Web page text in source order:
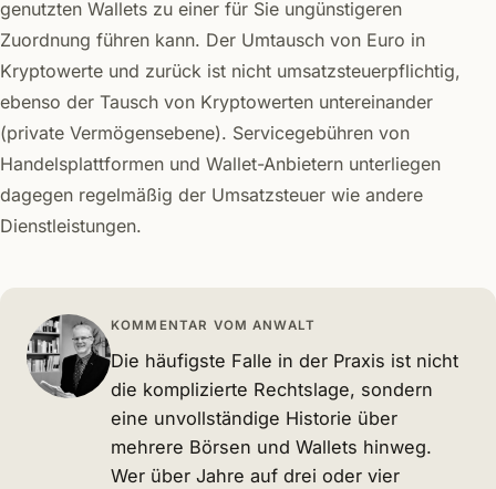
genutzten Wallets zu einer für Sie ungünstigeren
Zuordnung führen kann. Der Umtausch von Euro in
Kryptowerte und zurück ist nicht umsatzsteuerpflichtig,
ebenso der Tausch von Kryptowerten untereinander
(private Vermögensebene). Servicegebühren von
Handelsplattformen und Wallet-Anbietern unterliegen
dagegen regelmäßig der Umsatzsteuer wie andere
Dienstleistungen.
KOMMENTAR VOM ANWALT
Die häufigste Falle in der Praxis ist nicht
die komplizierte Rechtslage, sondern
eine unvollständige Historie über
mehrere Börsen und Wallets hinweg.
Wer über Jahre auf drei oder vier